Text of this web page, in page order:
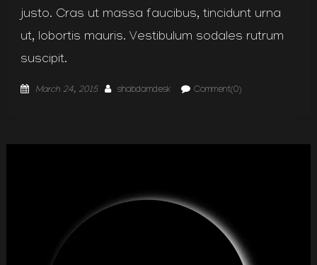
justo. Cras ut massa faucibus, tincidunt urna
ut, lobortis mauris. Vestibulum sodales rutrum
suscipit.
Posted
March 24, 2015 Author
shabdamdesk Comment(0)